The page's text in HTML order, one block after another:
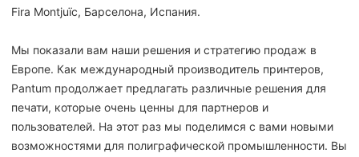
Fira Montjuïc, Барселона, Испания.
Мы показали вам наши решения и стратегию продаж в
Европе. Как международный производитель принтеров,
Pantum продолжает предлагать различные решения для
печати, которые очень ценны для партнеров и
пользователей. На этот раз мы поделимся с вами новыми
возможностями для полиграфической промышленности. Вы